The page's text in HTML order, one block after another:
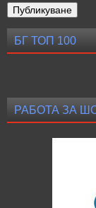
БГ ТОП 100
РАБОТА ЗА